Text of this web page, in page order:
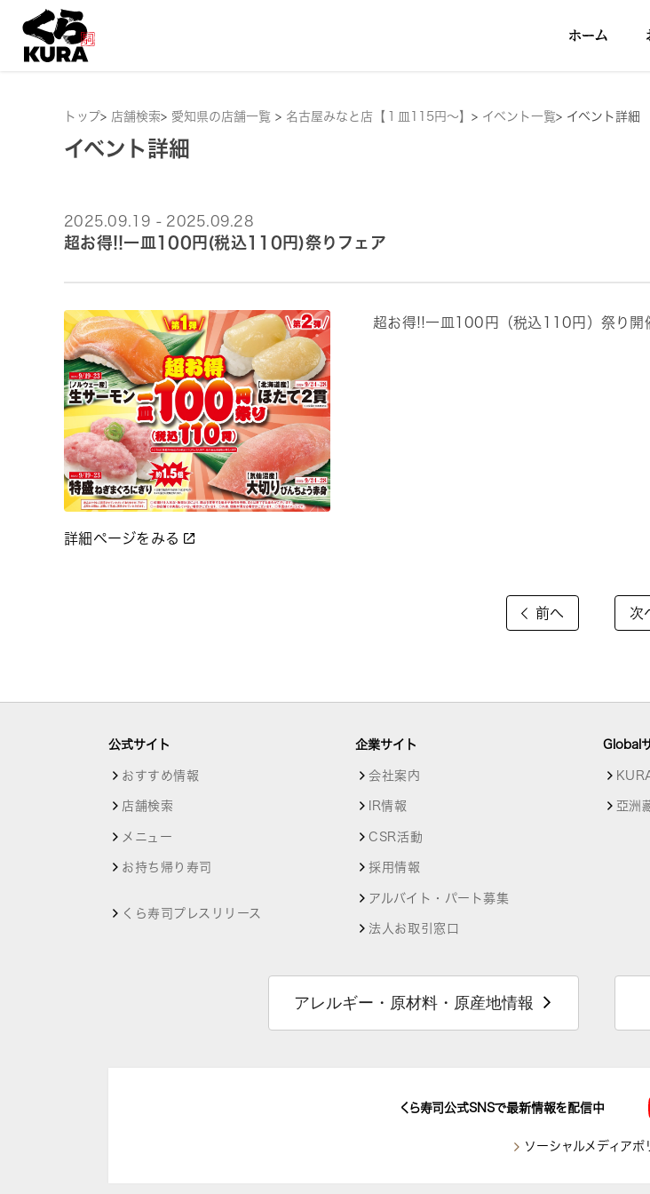
トップ> 店舗検索> 愛知県の店舗一覧 > 名古屋みなと店【１皿115円～】 > イベント一覧> イベント詳細
イベント詳細
2025.09.19 - 2025.09.28
超お得!!一皿100円(税込110円)祭りフェア
詳細ページをみる
超お得!!一皿100円（税込110円）祭り開
前へ 次
公式サイト
おすすめ情報
店舗検索
メニュー
お持ち帰り寿司
くら寿司プレスリリース
企業サイト
会社案内
IR情報
CSR活動
採用情報
アルバイト・パート募集
法人お取引窓口
Global
亞洲
アレルギー・原材料・原産地情報
くら寿司公式SNSで最新情報を配信中
ソーシャルメディアポ